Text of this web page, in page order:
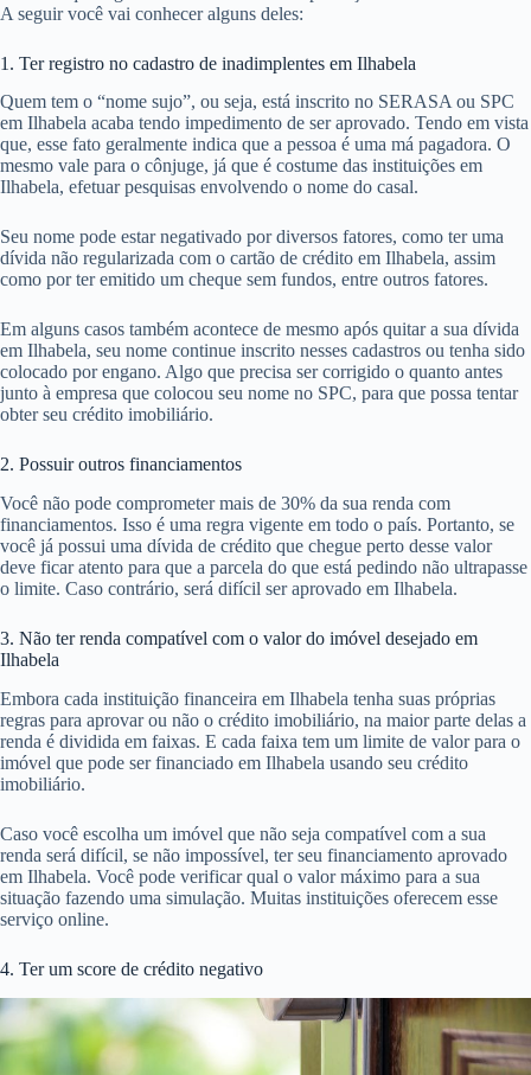
A seguir você vai conhecer alguns deles:
1. Ter registro no cadastro de inadimplentes em Ilhabela
Quem tem o “nome sujo”, ou seja, está inscrito no SERASA ou SPC
em Ilhabela acaba tendo impedimento de ser aprovado. Tendo em vista
que, esse fato geralmente indica que a pessoa é uma má pagadora. O
mesmo vale para o cônjuge, já que é costume das instituições em
Ilhabela, efetuar pesquisas envolvendo o nome do casal.
Seu nome pode estar negativado por diversos fatores, como ter uma
dívida não regularizada com o cartão de crédito em Ilhabela, assim
como por ter emitido um cheque sem fundos, entre outros fatores.
Em alguns casos também acontece de mesmo após quitar a sua dívida
em Ilhabela, seu nome continue inscrito nesses cadastros ou tenha sido
colocado por engano. Algo que precisa ser corrigido o quanto antes
junto à empresa que colocou seu nome no SPC, para que possa tentar
obter seu crédito imobiliário.
2. Possuir outros financiamentos
Você não pode comprometer mais de 30% da sua renda com
financiamentos. Isso é uma regra vigente em todo o país. Portanto, se
você já possui uma dívida de crédito que chegue perto desse valor
deve ficar atento para que a parcela do que está pedindo não ultrapasse
o limite. Caso contrário, será difícil ser aprovado em Ilhabela.
3. Não ter renda compatível com o valor do imóvel desejado em
Ilhabela
Embora cada instituição financeira em Ilhabela tenha suas próprias
regras para aprovar ou não o crédito imobiliário, na maior parte delas a
renda é dividida em faixas. E cada faixa tem um limite de valor para o
imóvel que pode ser financiado em Ilhabela usando seu crédito
imobiliário.
Caso você escolha um imóvel que não seja compatível com a sua
renda será difícil, se não impossível, ter seu financiamento aprovado
em Ilhabela. Você pode verificar qual o valor máximo para a sua
situação fazendo uma simulação. Muitas instituições oferecem esse
serviço online.
4. Ter um score de crédito negativo